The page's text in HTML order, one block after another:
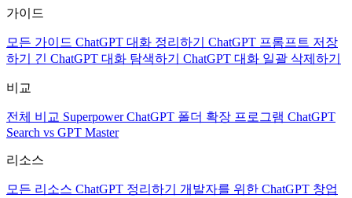
가이드
모든 가이드 ChatGPT 대화 정리하기 ChatGPT 프롬프트 저장
하기 긴 ChatGPT 대화 탐색하기 ChatGPT 대화 일괄 삭제하기
비교
전체 비교 Superpower ChatGPT 폴더 확장 프로그램 ChatGPT
Search vs GPT Master
리소스
모든 리소스 ChatGPT 정리하기 개발자를 위한 ChatGPT 창업